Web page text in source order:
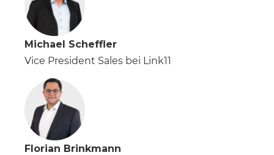
Michael Scheffler
Vice President Sales bei Link11
Florian Brinkmann